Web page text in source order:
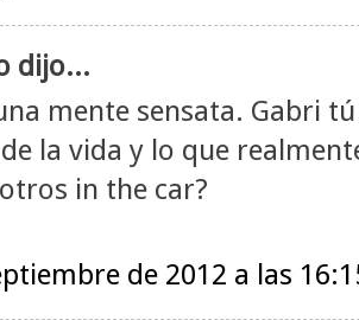
dijo...
mente sensata. Gabri
la vida y lo que
in the car?
de 2012 a las